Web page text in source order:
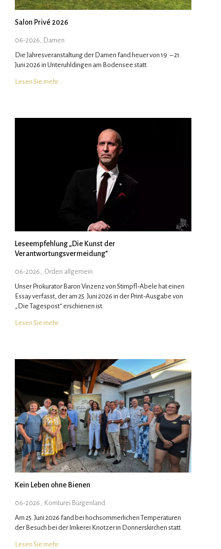
Salon Privé 2026
06-2026, Damen
Die Jahresveranstaltung der Damen fand heuer von 19. – 21.
Juni 2026 in Unteruhldingen am Bodensee statt.
Lesen Sie mehr…
Leseempfehlung „Die Kunst der
Verantwortungsvermeidung“
06-2026 , Orden allgemein
Unser Prokurator Baron Vinzenz von Stimpfl-Abele hat einen
Essay verfasst, der am 25. Juni 2026 in der Print-Ausgabe von
„Die Tagespost“ erschienen ist.
Lesen Sie mehr…
Kein Leben ohne Bienen
06-2026 , Komturei Burgenland
Am 25. Juni 2026 fand bei hochsommerlichen Temperaturen
der Besuch bei der Imkerei Knotzer in Donnerskirchen statt.
Lesen Sie mehr…